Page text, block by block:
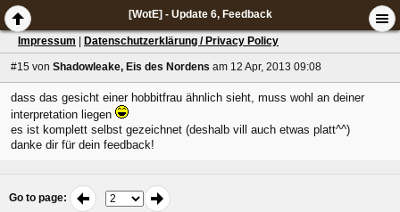
[WotE] - Update 6, Feedback
Impressum Datenschutzerklärung / Privacy Policy
#15 von Shadowleake, Eis des Nordens am 12 Apr, 2013 09:08
dass das gesicht einer hobbitfrau ähnlich sieht, muss wohl an deiner
interpretation liegen
es ist komplett selbst gezeichnet (deshalb vill auch etwas platt^^)
danke dir für dein feedback!
Go to page: